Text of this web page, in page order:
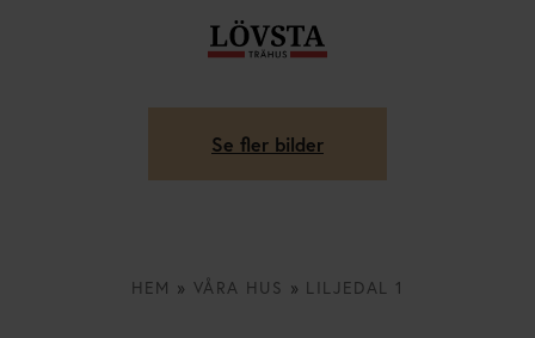
Se fler bilder
HEM » VÅRA HUS » LILJEDAL 1